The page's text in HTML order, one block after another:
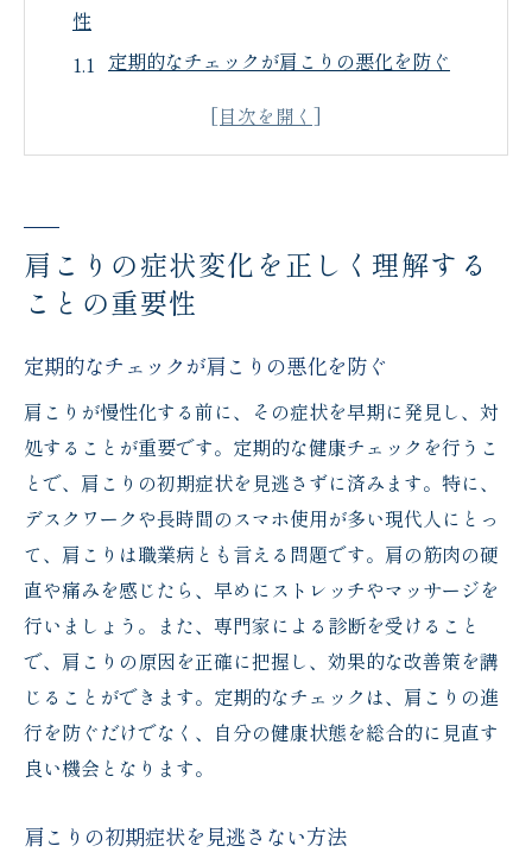
性
定期的なチェックが肩こりの悪化を防ぐ
肩こりの初期症状を見逃さない方法
専門家による診断のメリット
肩こりの原因とライフスタイルの密接な関係
ズム
ストレスが肩こりに与える影響
生活習慣による肩こりの種類
日常の姿勢と肩こりの関係性
運動不足が肩に与える負担
食生活の見直しで肩こりを軽減
肩こりの症状変化に気づくためのサイン
肩こりの痛みの強さとその変化
肩の張り感が示すもの
頭痛やめまいとの関連性
肩こりの痛みが広がる場合の対策
症状の周期的変化を観察する方法
肩こりの症状変化を正しく理解する
ことの重要性
定期的なチェックが肩こりの悪化を防ぐ
肩こりが慢性化する前に、その症状を早期に発見し、対
処することが重要です。定期的な健康チェックを行うこ
とで、肩こりの初期症状を見逃さずに済みます。特に、
デスクワークや長時間のスマホ使用が多い現代人にとっ
て、肩こりは職業病とも言える問題です。肩の筋肉の硬
直や痛みを感じたら、早めにストレッチやマッサージを
行いましょう。また、専門家による診断を受けること
で、肩こりの原因を正確に把握し、効果的な改善策を講
じることができます。定期的なチェックは、肩こりの進
行を防ぐだけでなく、自分の健康状態を総合的に見直す
良い機会となります。
肩こりの初期症状を見逃さない方法